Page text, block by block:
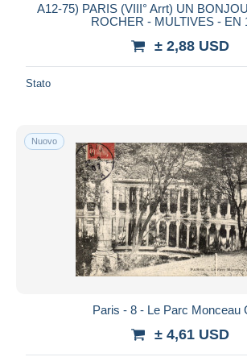
A12-75) PARIS (VIII° Arrt) UN
ROCHER - MULTIVES - EN
± 2,88 USD
Stato
Nuovo
Paris - 8 - Le Parc Monceau
± 4,61 USD